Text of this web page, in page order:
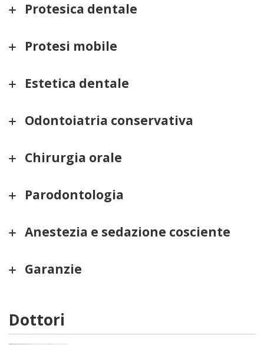
Protesica dentale
Protesi mobile
Estetica dentale
Odontoiatria conservativa
Chirurgia orale
Parodontologia
Anestezia e sedazione cosciente
Garanzie
Dottori